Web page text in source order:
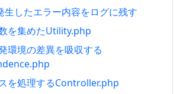
したエラー内容をログに残す
を集めたUtility.php
環境の差異を吸収する
を処理するController.php